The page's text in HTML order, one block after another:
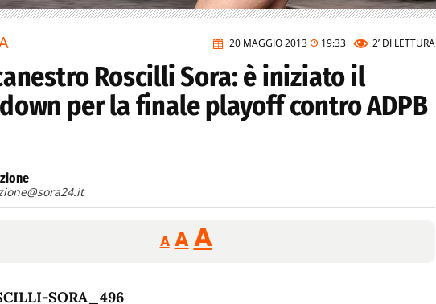
20 MAGGIO 2013 19:33 2’ DI LETTURA
Roscilli Sora: è iniziato il
per la finale playoff contro ADPB
A
Reducir
tamaño
A Restablecer
tamaño
AAumentar